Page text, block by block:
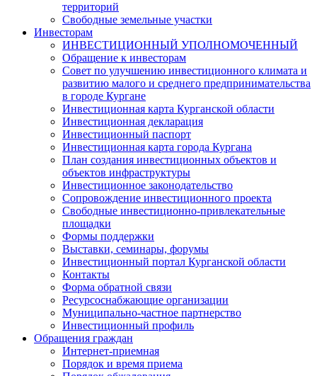
территорий
Свободные земельные участки
Инвесторам
ИНВЕСТИЦИОННЫЙ УПОЛНОМОЧЕННЫЙ
Обращение к инвесторам
Совет по улучшению инвестиционного климата и
развитию малого и среднего предпринимательства
в городе Кургане
Инвестиционная карта Курганской области
Инвестиционная декларация
Инвестиционный паспорт
Инвестиционная карта города Кургана
План создания инвестиционных объектов и
объектов инфраструктуры
Инвестиционное законодательство
Сопровождение инвестиционного проекта
Свободные инвестиционно-привлекательные
площадки
Формы поддержки
Выставки, семинары, форумы
Инвестиционный портал Курганской области
Контакты
Форма обратной связи
Ресурсоснабжающие организации
Муниципально-частное партнерство
Инвестиционный профиль
Обращения граждан
Интернет-приемная
Порядок и время приема